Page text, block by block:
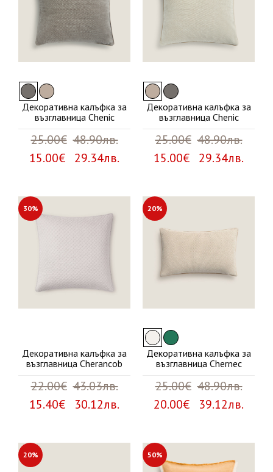
Декоративна калъфка за
възглавница Chenic
25.00€ 48.90лв.
15.00€ 29.34лв.
Декоративна калъфка за
възглавница Chenic
25.00€ 48.90лв.
15.00€ 29.34лв.
30%
Декоративна калъфка за
възглавница Cherancob
22.00€ 43.03лв.
15.40€ 30.12лв.
20%
Декоративна калъфка за
възглавница Chernec
25.00€ 48.90лв.
20.00€ 39.12лв.
20% 50%